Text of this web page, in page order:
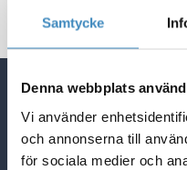
Samtycke
Denna webbplats
Vi använder
och annonserna till
för sociala medier och
Quick Links
NetSuite Blogg
NetSuite partner i